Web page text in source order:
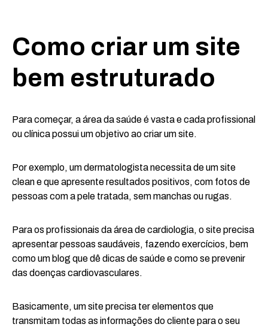
Como criar um site
bem estruturado
Para começar, a área da saúde é vasta e cada profissional
ou clínica possui um objetivo ao criar um site.
Por exemplo, um dermatologista necessita de um site
clean e que apresente resultados positivos, com fotos de
pessoas com a pele tratada, sem manchas ou rugas.
Para os profissionais da área de cardiologia, o site precisa
apresentar pessoas saudáveis, fazendo exercícios, bem
como um blog que dê dicas de saúde e como se prevenir
das doenças cardiovasculares.
Basicamente, um site precisa ter elementos que
transmitam todas as informações do cliente para o seu